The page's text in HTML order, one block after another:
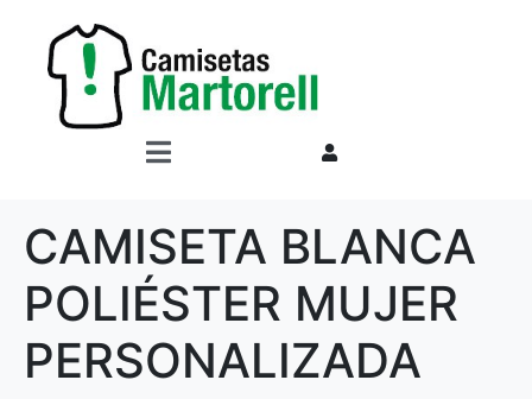
CAMISETA BLANCA
POLIÉSTER MUJER
PERSONALIZADA